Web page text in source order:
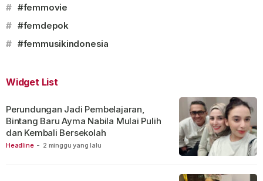
# #femmovie
# #femdepok
# #femmusikindonesia
Widget List
Headline - 2 minggu yang lalu
Perundungan Jadi Pembelajaran,
Bintang Baru Ayma Nabila Mulai Pulih
dan Kembali Bersekolah